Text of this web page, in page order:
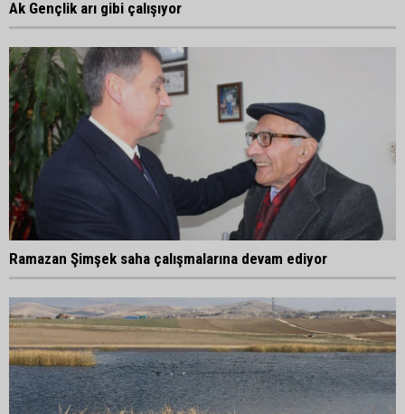
Ak Gençlik arı gibi çalışıyor
Ramazan Şimşek saha çalışmalarına devam ediyor